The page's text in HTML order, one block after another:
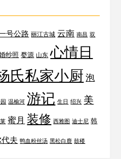
号公路 丽江古城 云南 南昌 双
纱照 婺源 山东 心情日
氏私家小厨 泡
温榆河 游记 生日 绍兴 美
蜜月 装修 西雅图 迪士尼 韩
夫 鸭血粉丝汤 黑松白鹿 鼓楼